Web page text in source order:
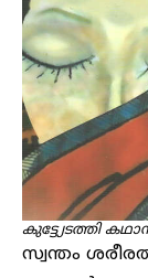
കുട്ട്യേടത്തി
സ്വന്തം